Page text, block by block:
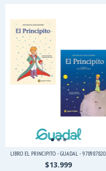
LIBRO EL PRINCIPITO - GUADAL - 978987820...
$13.999